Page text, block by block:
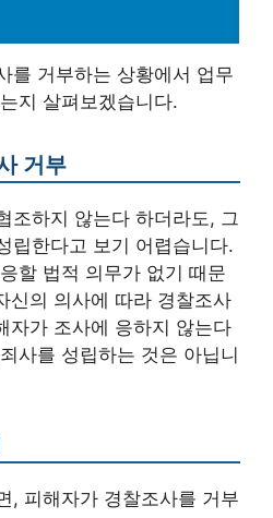
를 거부하는 상황에서 업무
지 살펴보겠습니다.
거부
조하지 않는다 하더라도, 그
립한다고 보기 어렵습니다.
할 법적 의무가 없기 때문
신의 의사에 따라 경찰조사
자가 조사에 응하지 않는다
사를 성립하는 것은 아닙니
, 피해자가 경찰조사를 거부